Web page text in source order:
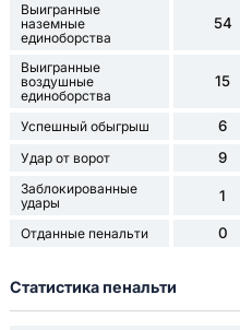
Выигранные
наземные
единоборства
54
Выигранные
воздушные
единоборства
15
Успешный обыгрыш 6
Удар от ворот 9
Заблокированные
удары
1
Отданные пенальти 0
Статистика пенальти